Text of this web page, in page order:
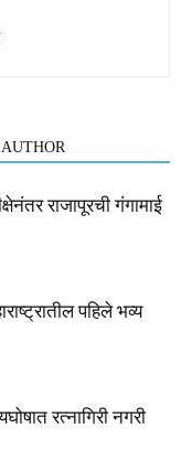
राजापूरची गंगामाई
पहिले भव्य
रत्नागिरी नगरी